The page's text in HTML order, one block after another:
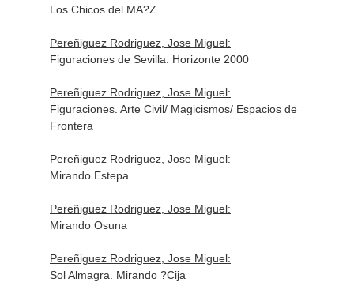
Los Chicos del MA?Z
Pereñiguez Rodriguez, Jose Miguel:
Figuraciones de Sevilla. Horizonte 2000
Pereñiguez Rodriguez, Jose Miguel:
Figuraciones. Arte Civil/ Magicismos/ Espacios de
Frontera
Pereñiguez Rodriguez, Jose Miguel:
Mirando Estepa
Pereñiguez Rodriguez, Jose Miguel:
Mirando Osuna
Pereñiguez Rodriguez, Jose Miguel:
Sol Almagra. Mirando ?Cija